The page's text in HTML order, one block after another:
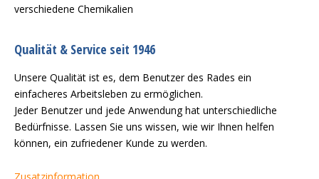
verschiedene Chemikalien
Qualität & Service seit 1946
Unsere Qualität ist es, dem Benutzer des Rades ein
einfacheres Arbeitsleben zu ermöglichen.
Jeder Benutzer und jede Anwendung hat unterschiedliche
Bedürfnisse. Lassen Sie uns wissen, wie wir Ihnen helfen
können, ein zufriedener Kunde zu werden.